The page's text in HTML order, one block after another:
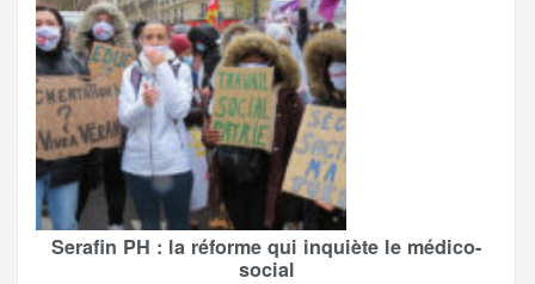
Serafin PH : la réforme qui inquiète le médico-
social